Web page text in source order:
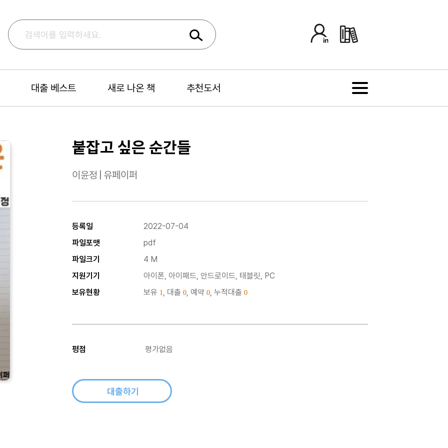
대출 베스트 새로 나온 책 추천도서
붙잡고 싶은 순간들
이윤정 유페이퍼
등록일
2022-07-04
파일포맷
pdf
파일크기
4 M
지원기기
아이폰, 아이패드, 안드로이드, 태블릿, PC
보유현황
보유 1, 대출 0, 예약 0, 누적대출 0
평점 평가없음
대출하기